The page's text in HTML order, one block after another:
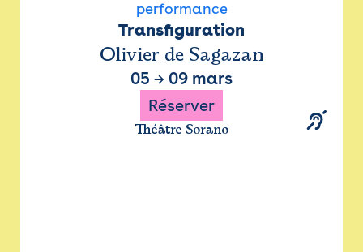
performance
Transfiguration
Olivier de Sagazan
05 → 09 mars
Réserver
Théâtre Sorano